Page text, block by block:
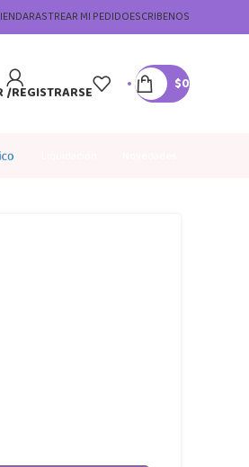
RASTREAR MI PEDIDOESCRIBENOS
/REGISTRARSE $0